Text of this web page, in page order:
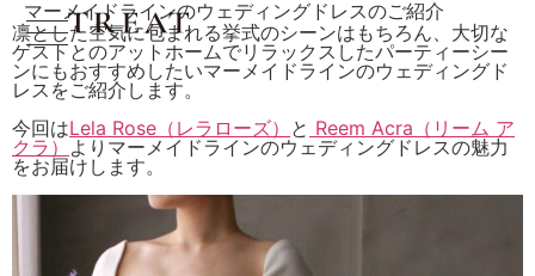
マーメイドラインのウェディングドレスのご紹介
凛とした空気に包まれる挙式のシーンはもちろん、大切な
ゲストとのアットホームでリラックスしたパーティーシー
ンにもおすすめしたいマーメイドラインのウェディングド
レスをご紹介します。
今回はLela Rose（レラローズ） と Reem Acra（リーム ア
クラ） よりマーメイドラインのウェディングドレスの魅力
をお届けします。